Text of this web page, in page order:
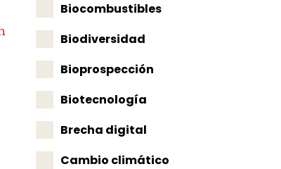
Biocombustibles
Biodiversidad
Bioprospección
Biotecnología
Brecha digital
Cambio climático